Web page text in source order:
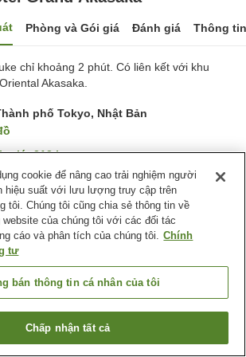
Phòng và Gói giá Đánh giá Thông
chỉ khoảng 2 phút. Có liên kết với khu
Akasaka.
phố Tokyo, Nhật Bản
giá:212lượt
Máy bán hàng tự động
Nhà Tắm Công Cộng
Thành phố Tokyo
Quận Minato
Akasaka
Tìm phòng trống
cookie để nâng cao trải nghiệm người
hiệu suất với lưu lượng truy cập trên
tôi. Chúng tôi cũng chia sẻ thông tin về
của chúng tôi với các đối tác
cáo và phân tích của chúng tôi. Chính
tư
bán thông tin cá nhân của tôi
Chấp nhận tất cả